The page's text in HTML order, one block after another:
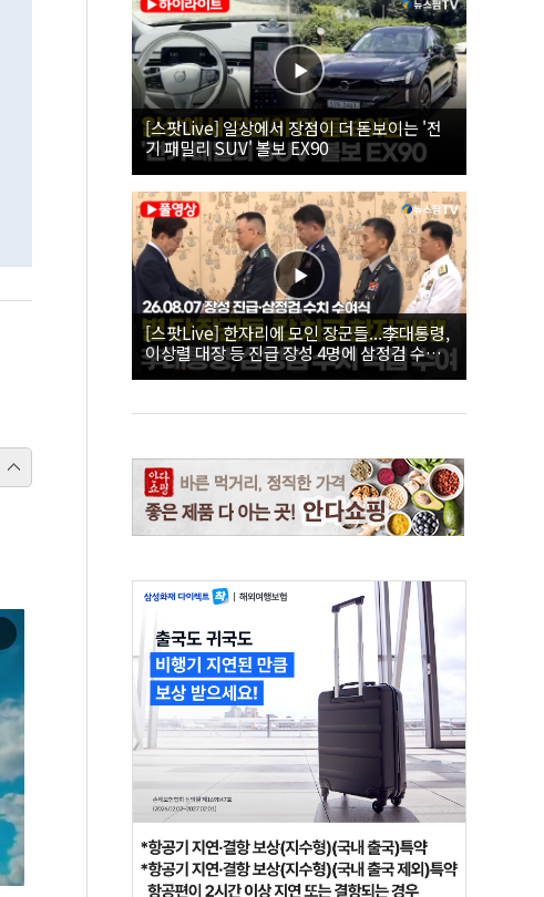
[스팟Live] 일상에서 장점이 더 돋보이는 '전
기 패밀리 SUV' 볼보 EX90
[스팟Live] 한자리에 모인 장군들...李대통령,
이상렬 대장 등 진급 장성 4명에 삼정검 수치
직접 수여｜26.08.07 장성 진급·삼정검 수치